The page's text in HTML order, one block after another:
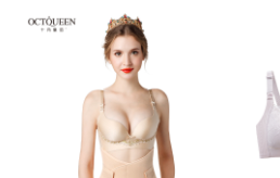
послеродовой
большой размер
материнства
специальные дамы
трусики удобные